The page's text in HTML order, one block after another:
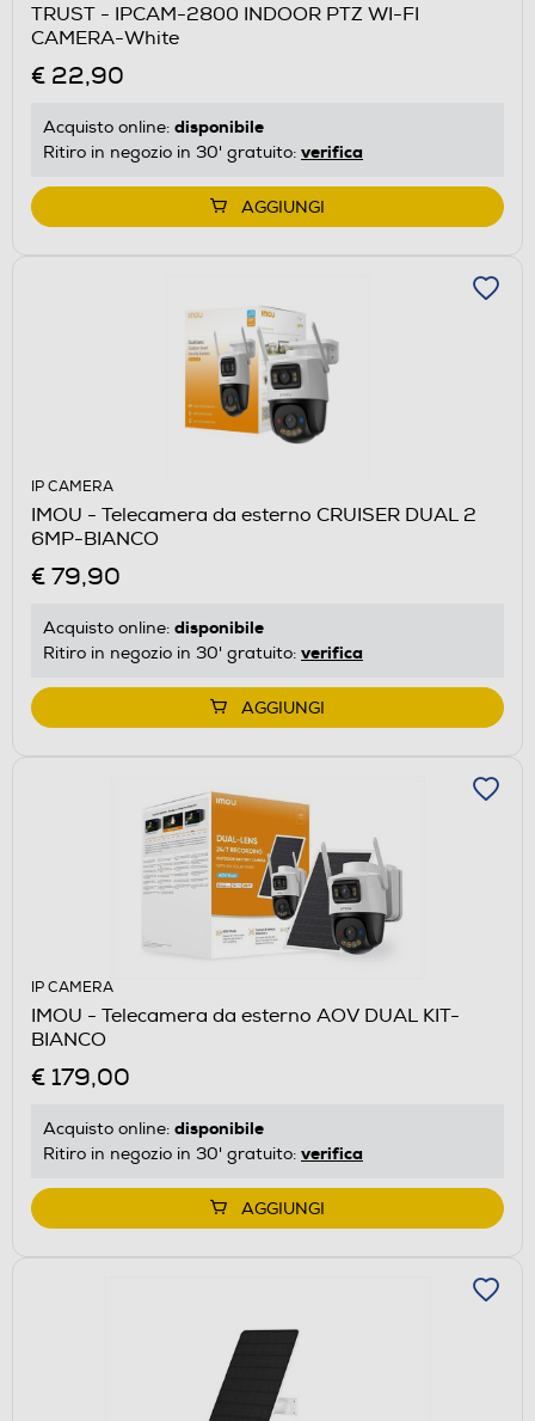
TRUST - IPCAM-2800 INDOOR PTZ WI-FI
CAMERA-White
€ 22,90
Acquisto online: disponibile
Ritiro in negozio in 30' gratuito: verifica
AGGIUNGI
IP CAMERA
IMOU - Telecamera da esterno CRUISER DUAL 2
6MP-BIANCO
€ 79,90
Acquisto online: disponibile
Ritiro in negozio in 30' gratuito: verifica
AGGIUNGI
IP CAMERA
IMOU - Telecamera da esterno AOV DUAL KIT-
BIANCO
€ 179,00
Acquisto online: disponibile
Ritiro in negozio in 30' gratuito: verifica
AGGIUNGI